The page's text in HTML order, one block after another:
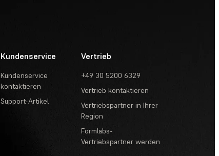
Kundenservice
Kundenservice
kontaktieren
Support-Artikel
Vertrieb
+49 30 5200 6329
Vertrieb kontaktieren
Vertriebspartner in Ihrer
Region
Formlabs-
Vertriebspartner werden